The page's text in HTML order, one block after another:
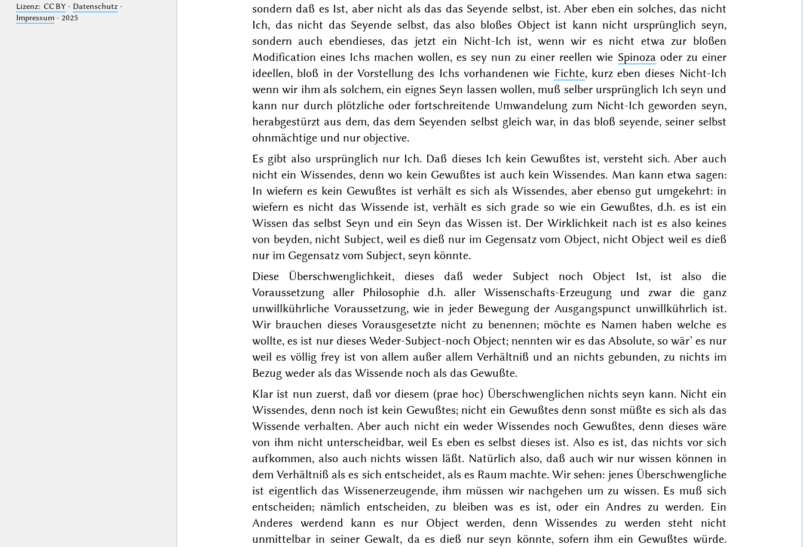
Lizenz: CC BY· Datenschutz·
Impressum· 2025
sondern daß es Ist, aber nicht als das das Seyende selbst, ist. Aber eben ein solches, das nicht
Ich, das nicht das Seyende selbst, das also bloßes Object ist kann nicht ursprünglich seyn,
sondern auch ebendieses, das jetzt ein Nicht-Ich ist, wenn wir es nicht etwa zur bloßen
Modification eines Ichs machen wollen, es sey nun zu einer reellen wie Spinozaoder zu einer
ideellen, bloß in der Vorstellung des Ichs vorhandenen wie Fichte, kurz eben dieses Nicht-Ich
wenn wir ihm als solchem, ein eignes Seyn lassen wollen, muß selber ursprünglich Ich seyn und
kann nur durch plötzliche oder fortschreitende Umwandelung zum Nicht-Ich geworden seyn,
herabgestürzt aus dem, das dem Seyenden selbst gleich war, in das bloß seyende, seiner selbst
ohnmächtige und nur objective.
Es gibt also ursprünglich nur Ich. Daß dieses Ich kein Gewußtes ist, versteht sich. Aber auch
nicht ein Wissendes, denn wo kein Gewußtes ist auch kein Wissendes. Man kann etwa sagen:
In wiefern es kein Gewußtes ist verhält es sich als Wissendes, aber ebenso gut umgekehrt: in
wiefern es nicht das Wissende ist, verhält es sich grade so wie ein Gewußtes, d.h. es ist ein
Wissen das selbst Seyn und ein Seyn das Wissen ist. Der Wirklichkeit nach ist es also keines
von beyden, nicht Subject, weil es dieß nur im Gegensatz vom Object, nicht Object weil es dieß
nur im Gegensatz vom Subject, seyn könnte.
Diese Überschwenglichkeit, dieses daß weder Subject noch Object Ist, ist also die
Voraussetzung aller Philosophie d.h. aller Wissenschafts-Erzeugung und zwar die ganz
unwillkührliche Voraussetzung, wie in jeder Bewegung der Ausgangspunct unwillkührlich ist.
Wir brauchen dieses Vorausgesetzte nicht zu benennen; möchte es Namen haben welche es
wollte, es ist nur dieses Weder-Subject-noch Object; nennten wir es das Absolute, so wär’ es nur
weil es völlig frey ist von allem außer allem Verhältniß und an nichts gebunden, zu nichts im
Bezug weder als das Wissende noch als das Gewußte.
Klar ist nun zuerst, daß vor diesem (prae hoc) Überschwenglichen nichts seyn kann. Nicht ein
Wissendes, denn noch ist kein Gewußtes; nicht ein Gewußtes denn sonst müßte es sich als das
Wissende verhalten. Aber auch nicht ein weder Wissendes noch Gewußtes, denn dieses wäre
von ihm nicht unterscheidbar, weil Es eben es selbst dieses ist. Also es ist, das nichts vor sich
aufkommen, also auch nichts wissen läßt. Natürlich also, daß auch wir nur wissen können in
dem Verhältniß als es sich entscheidet, als es Raum machte. Wir sehen: jenes Überschwengliche
ist eigentlich das Wissenerzeugende, ihm müssen wir nachgehen um zu wissen. Es muß sich
entscheiden; nämlich entscheiden, zu bleiben was es ist, oder ein Andres zu werden. Ein
Anderes werdend kann es nur Object werden, denn Wissendes zu werden steht nicht
unmittelbar in seiner Gewalt, da es dieß nur seyn könnte, sofern ihm ein Gewußtes würde.